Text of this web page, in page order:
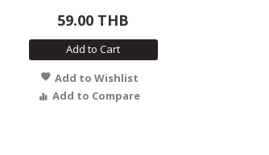
59.00 THB
Add to Cart
Add to Wishlist
Add to Compare